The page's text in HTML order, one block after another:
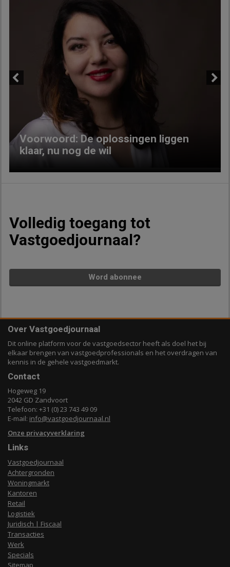
Voorwoord: De oplossingen liggen
klaar, nu nog de wil
Volledig toegang tot
Vastgoedjournaal?
Word abonnee
Over Vastgoedjournaal
Dit online platform voor de vastgoedsector heeft als doel het bij
elkaar brengen van vastgoedprofessionals en het overdragen van
kennis in de gehele vastgoedmarkt.
Contact
Hogeweg 19
2042 GD Zandvoort
Telefoon: +31 (0) 23 743 49 09
E-mail: info@vastgoedjournaal.nl
Onze privacyverklaring
Links
Vastgoedjournaal
Achtergronden
Woningmarkt
Kantoren
Retail
Logistiek
Juridisch | Fiscaal
Transacties
Werk
Specials